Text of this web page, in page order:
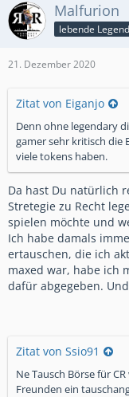
Malfurion
lebende
21. Dezember 2020
Zitat von Eiganjo
Denn ohne legendary
gamer sehr kritisch die
viele tokens haben.
Da hast Du natürlich
Stretegie zu Recht
spielen möchte und
Ich habe damals
ertauschen, die ich
maxed war, habe ich
dafür abgegeben.
Zitat von Ssio91
Ne Tausch Börse für
Freunden ein